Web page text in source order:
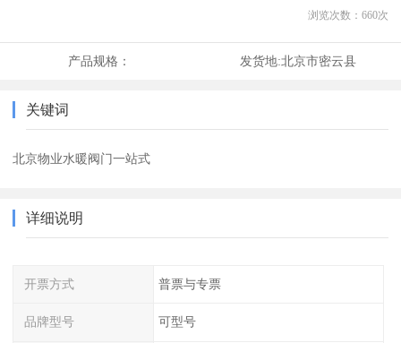
浏览次数： 660次
产品规格： 发货地:北京市密云县
关键词
北京物业水暖阀门一站式
详细说明
开票方式 普票与专票
品牌型号 可型号